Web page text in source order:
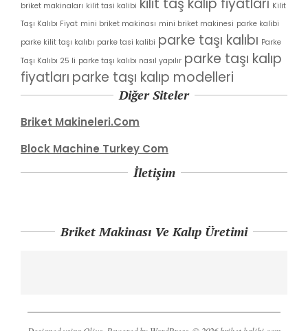
briket makinaları kilit tasi kalibi
Kilit
Taşı Kalıbı Fiyat mini briket makinası mini briket makinesi parke kalibi
parke kilit taşı kalıbı parke tasi kalibi parke taşı kalıbı Parke
Taşı Kalıbı 25 li parke taşı kalıbı nasıl yapılır parke taşı kalıp
fiyatları parke taşı kalıp modelleri
Diğer Siteler
Briket Makineleri.Com
Block Machine Turkey Com
İletişim
Briket Makinası Ve Kalıp Üretimi